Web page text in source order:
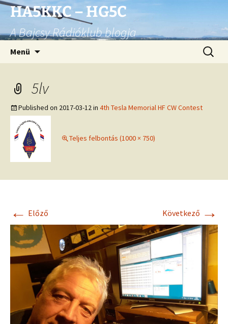
Ugrás
tartalomhoz
HA5KKC – HG5C
A Bajcsy Rádióklub blogja
Menü
5lv
Published on 2017-03-12in 4th Tesla Memorial HF CW Contest
Teljes felbontás (1000 × 750)
← Előző Következő →